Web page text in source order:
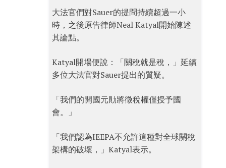
大法官們對Sauer的提問持續超過一小
時，之後原告律師Neal Katyal開始陳述
其論點。
Katyal開場便說：「關稅就是稅，」延續
多位大法官對Sauer提出的質疑。
「我們的開國元勛將徵稅權僅授予國
會。」
「我們認為IEEPA不允許這種對全球關稅
架構的破壞，」Katyal表示。